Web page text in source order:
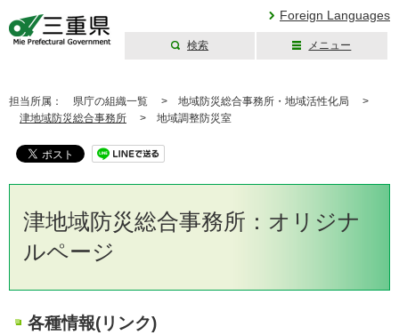
Foreign Languages
検索 メニュー
担当所属： 県庁の組織一覧 > 地域防災総合事務所・地域活性化局 >
津地域防災総合事務所 > 地域調整防災室
津地域防災総合事務所：オリジナ
ルページ
各種情報(リンク)